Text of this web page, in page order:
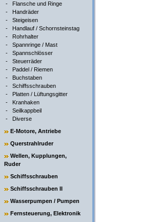
- Flansche und Ringe
- Handräder
- Steigeisen
- Handlauf / Schornsteinstag
- Rohrhalter
- Spannringe / Mast
- Spannschlösser
- Steuerräder
- Paddel / Riemen
- Buchstaben
- Schiffsschrauben
- Platten / Lüftungsgitter
- Kranhaken
- Seilkappbeil
- Diverse
E-Motore, Antriebe
Querstrahlruder
Wellen, Kupplungen,
Ruder
Schiffsschrauben
Schiffsschrauben II
Wasserpumpen / Pumpen
Fernsteuerung, Elektronik